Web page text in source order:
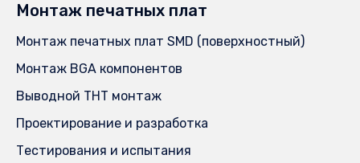
Монтаж печатных плат
Монтаж печатных плат SMD (поверхностный)
Монтаж BGA компонентов
Выводной THT монтаж
Проектирование и разработка
Тестирования и испытания